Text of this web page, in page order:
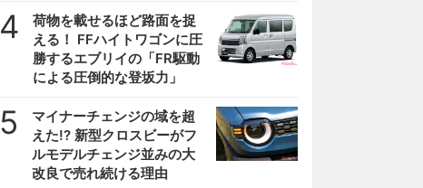
4
荷物を載せるほど路面を捉
える！ FFハイトワゴンに圧
勝するエブリイの「FR駆動
による圧倒的な登坂力」
5
マイナーチェンジの域を超
えた!? 新型クロスビーがフ
ルモデルチェンジ並みの大
改良で売れ続ける理由